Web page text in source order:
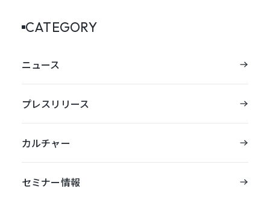
CATEGORY
ニュース
プレスリリース
カルチャー
セミナー情報